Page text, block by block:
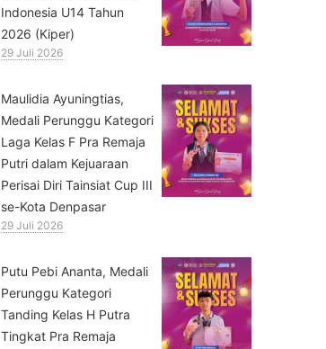
Indonesia U14 Tahun
2026 (Kiper)
29 Juli 2026
⁠Maulidia Ayuningtias,
Medali Perunggu Kategori
Laga Kelas F Pra Remaja
Putri dalam Kejuaraan
Perisai Diri Tainsiat Cup III
se-Kota Denpasar
29 Juli 2026
Putu Pebi Ananta, Medali
Perunggu Kategori
Tanding Kelas H Putra
Tingkat Pra Remaja